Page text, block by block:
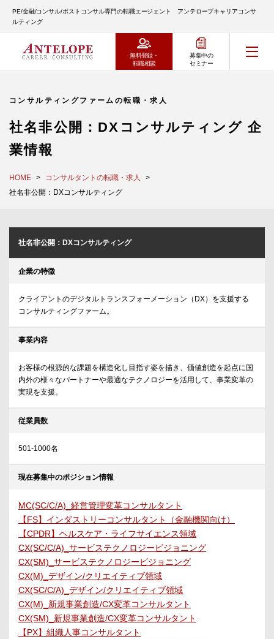
PE/金融/コンサル/ポストコンサル専門の転職エージェント アンテロープキャリアコンサ
ルティング
無料登録・
転職相談
募集中の
セミナー
コンサルティングファームの転職・求人
社名非公開：DXコンサルティング 企
業情報
HOME
コンサルタントの転職・求人
社名非公開：DXコンサルティング
社名非公開：DXコンサルティング
企業の特徴
クライアントのデジタルトランスフォーメーション（DX）を支援する
コンサルティングファーム。
事業内容
お客様の根源的な課題を構造化し目指す姿を描き、価値創造を起点に国
内外の様々なパートナーや最適なテクノロジーを活用して、事業変革の
実現を支援。
従業員数
501-1000名
現在募集中のポジション情報
MC(SC/C/A)_経営管理変革コンサルタント
【FS】インダストリーコンサルタント（金融機関向け）
【CPDR】ヘルスケア・ライフサイエンス領域
CX(SC/C/A)_サービステクノロジービジョニング
CX(SM)_サービステクノロジービジョニング
CX(M)_デザイン/クリエイティブ領域
CX(SC/C/A)_デザイン/クリエイティブ領域
CX(M)_新規事業創造/CX変革コンサルタント
CX(SM)_新規事業創造/CX変革コンサルタント
【PX】組織人事コンサルタント